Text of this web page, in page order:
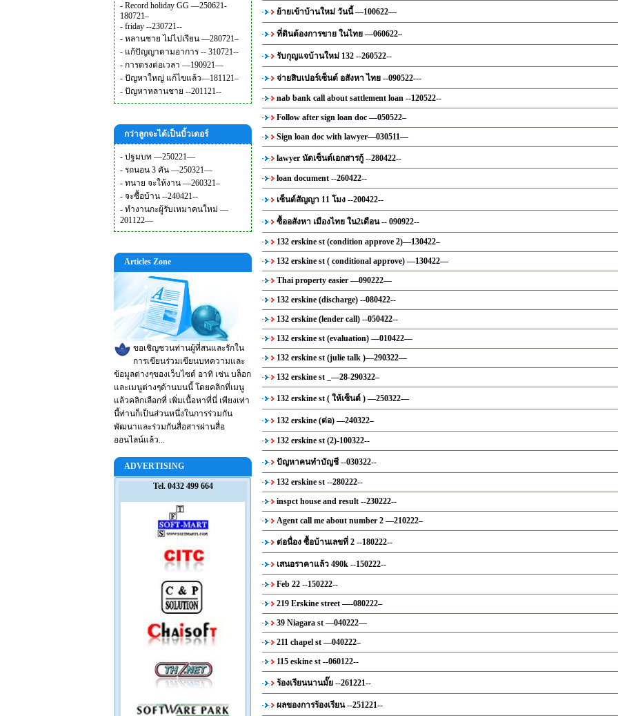
- Record holiday GG —250621-
180721–
- friday --230721--
- หลานชาย ไม่ไปเรียน —280721–
- แก้ปัญญาตามอาการ -- 310721--
- การตรงต่อเวลา —190921—
- ปัญหาใหญ่ แก้ไขแล้ว—181121–
- ปัญหาหลานชาย --201121--
กว่าลูกจะได้เป็นบิ้วเดอร์
- ปฐมบท —250221—
- รถนอน 3 คัน —250321—
- ทนาย จะให้งาน —260321–
- จะซื้อบ้าน --240421--
- ทำงานกะผู้รับเหมาคนใหม่ —
201122—
Articles Zone
ขอเชิญชวนท่านผู้ที่สนและรักใน
การเขียนร่วมเขียนบทความและ
ข้อมูลต่างๆของเว็บไซต์ อาทิ เช่น บล็อก
และเมนูต่างๆด้านบนนี้ โดยคลิกที่เมนู
แล้วคลิกเลือกที่ เพิ่มเนื้อหาที่นี่ เพียงเท่า
นี้ท่านก็เป็นส่วนหนึ่งในการร่วมกัน
พัฒนาและร่วมกันสื่อสารผ่านสื่อ
ออนไลน์แล้ว...
ADVERTISING
Tel. 0432 499 664
ย้ายเข้าบ้านใหม่ วันนี้ —100622—
ที่ดินต้องการขาย ในไทย —060622–
รับกุญแจบ้านใหม่ 132 --260522--
จ่ายสิบเปอร์เซ็นต์ อสังหา ไทย --090522---
nab bank call about sattlement loan --120522--
Follow after sign loan doc —050522–
Sign loan doc with lawyer—030511—
lawyer นัดเซ็นต์เอกสารกู้ --280422--
loan document --260422--
เซ็นต์สัญญา 11 โมง --200422--
ซื้ออสังหา เมืองไทย ใน2เดือน -- 090922--
132 erskine st (condition approve 2)—130422–
132 erskine st ( conditional approve) —130422—
Thai property easier —090222—
132 erskine (discharge) --080422--
132 erskine (lender call) --050422--
132 erskine st (evaluation) —010422—
132 erskine st (julie talk )—290322—
132 erskine st _—28-290322–
132 erskine st ( ให้เซ็นต์ ) —250322—
132 erskine (ต่อ) —240322–
132 erskine st (2)-100322--
ปัญหาคนทำบัญชี --030322--
132 erskine st --280222--
inspct house and result --230222--
Agent call me about number 2 —210222–
ต่อนื่อง ซื้อบ้านเลขที่ 2 --180222--
เสนอราคาแล้ว 490k --150222--
Feb 22 --150222--
219 Erskine street —-080222–
39 Niagara st —040222—
211 chapel st —040222–
115 eskine st --060122--
ร้องเรียนนานมั๊ย --261221--
ผลของการร้องเรียน --251221--